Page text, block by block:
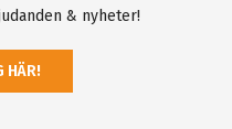
& nyheter!
HÄR!